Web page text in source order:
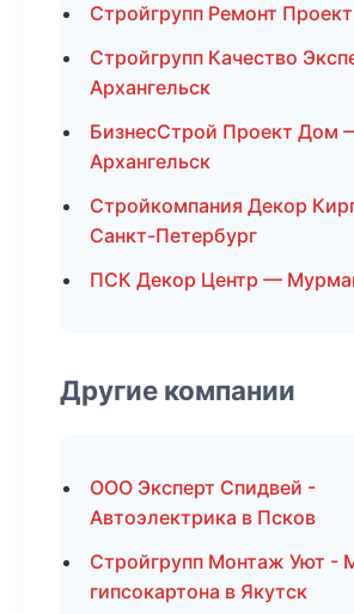
Стройгрупп Ремонт
Стройгрупп Качество
Архангельск
БизнесСтрой Проект Дом
Архангельск
Стройкомпания Декор
Санкт-Петербург
ПСК Декор Центр —
Другие компании
ООО Эксперт Спидвей -
Автоэлектрика в Псков
Стройгрупп Монтаж Уют -
гипсокартона в Якутск